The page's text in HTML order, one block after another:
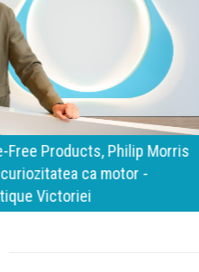
140 de ani de Mercedes-
important „test al timpului”
cu aceeași responsabilitate
calitate